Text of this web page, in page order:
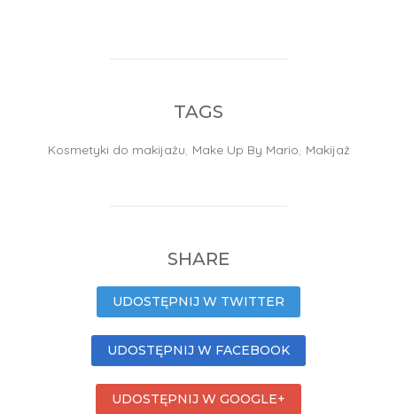
TAGS
Kosmetyki do makijażu, Make Up By Mario, Makijaż
SHARE
UDOSTĘPNIJ W TWITTER
UDOSTĘPNIJ W FACEBOOK
UDOSTĘPNIJ W GOOGLE+